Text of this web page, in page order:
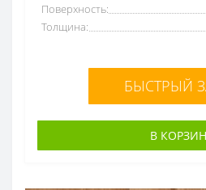
Поверхность:
Толщина:
БЫСТРЫЙ
В